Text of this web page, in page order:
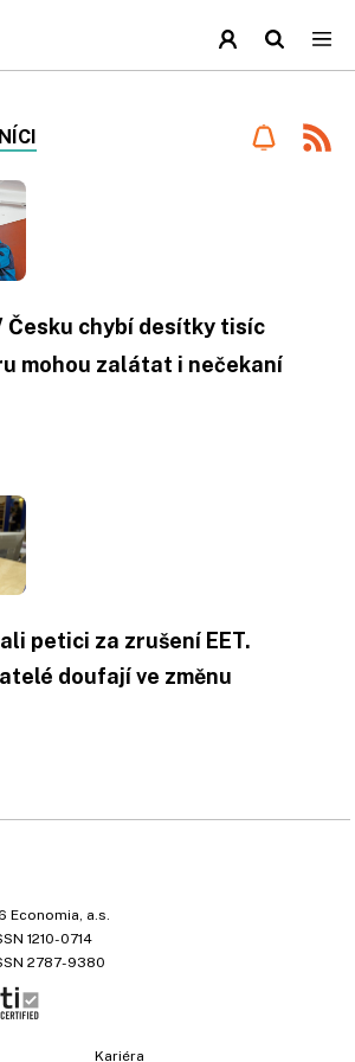
Česku chybí desítky tisíc
mohou zalátat i nečekaní
petici za zrušení EET.
doufají ve změnu
Economia, a.s.
1210-0714
2787-9380
Kariéra